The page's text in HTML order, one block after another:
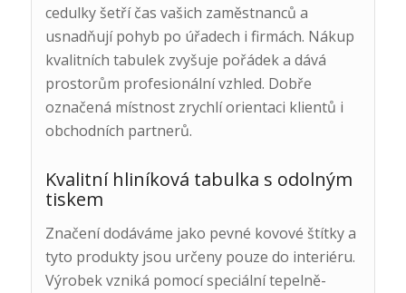
cedulky šetří čas vašich zaměstnanců a
usnadňují pohyb po úřadech i firmách. Nákup
kvalitních tabulek zvyšuje pořádek a dává
prostorům profesionální vzhled. Dobře
označená místnost zrychlí orientaci klientů i
obchodních partnerů.
Kvalitní hliníková tabulka s odolným
tiskem
Značení dodáváme jako pevné kovové štítky a
tyto produkty jsou určeny pouze do interiéru.
Výrobek vzniká pomocí speciální tepelně-